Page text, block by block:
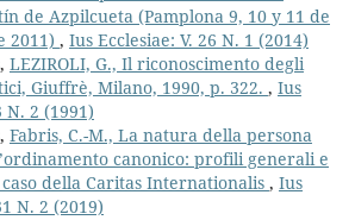
de Azpilcueta (Pamplona 9, 10 y 11 de
2011) , Ius Ecclesiae: V. 26 N. 1 (2014)
LEZIROLI, G., Il riconoscimento degli
Giuffrè, Milano, 1990, p. 322. , Ius
N. 2 (1991)
Fabris, C.-M., La natura della persona
canonico: profili generali e
della Caritas Internationalis , Ius
N. 2 (2019)